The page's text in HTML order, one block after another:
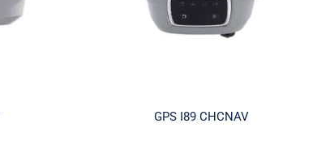
GPS I89 CHCNAV